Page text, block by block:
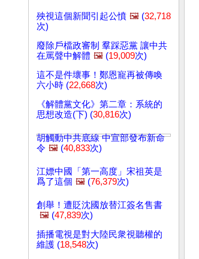
殃視這個新聞引起公憤 🖼️ (32,718
次)
廢除戶檔政審制 羣踩惡黨 讓中共
在罵聲中解體 🖼️ (19,009次)
這不是件壞事！鄭恩寵再被傳喚
六小時 (22,668次)
《解體黨文化》第二章：系統的
思想改造(下) (30,816次)
胡觸動中共底線 中宣部發布新命
令 🖼️ (40,833次)
江嫖中國「第一高度」宋祖英是
爲了這個 🖼️ (76,379次)
創舉！遭貶沈國放替江簽名售書
🖼️ (47,839次)
插播電視是對大陸民衆視聽權的
維護 (18,548次)